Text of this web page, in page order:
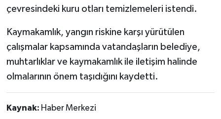
çevresindeki kuru otları temizlemeleri istendi.
Kaymakamlık, yangın riskine karşı yürütülen
çalışmalar kapsamında vatandaşların belediye,
muhtarlıklar ve kaymakamlık ile iletişim halinde
olmalarının önem taşıdığını kaydetti.
Kaynak: Haber Merkezi